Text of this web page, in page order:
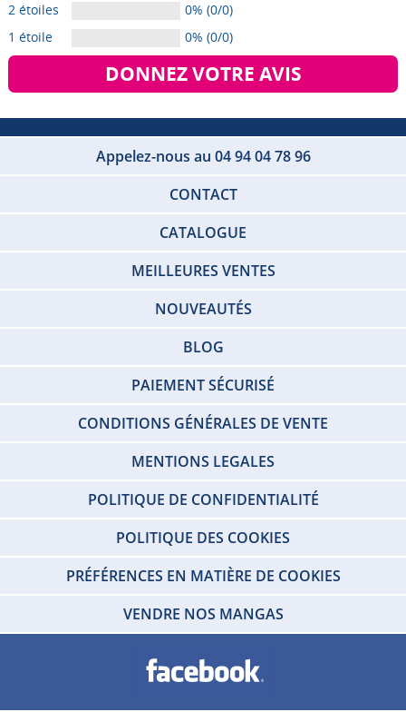
2 étoiles
0% (0/0)
1 étoile
0% (0/0)
DONNEZ VOTRE AVIS
Appelez-nous au 04 94 04 78 96
CONTACT
CATALOGUE
MEILLEURES VENTES
NOUVEAUTÉS
BLOG
PAIEMENT SÉCURISÉ
CONDITIONS GÉNÉRALES DE VENTE
MENTIONS LEGALES
POLITIQUE DE CONFIDENTIALITÉ
POLITIQUE DES COOKIES
PRÉFÉRENCES EN MATIÈRE DE COOKIES
VENDRE NOS MANGAS